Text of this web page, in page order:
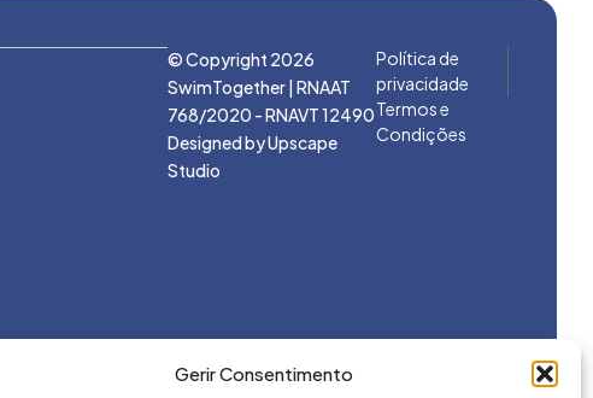
Gerir Consentimento
© Copyright 2026
SwimTogether | RNAAT
768/2020 - RNAVT 12490
Designed byUpscape
Studio
Política de
privacidade
Termos e
Condições